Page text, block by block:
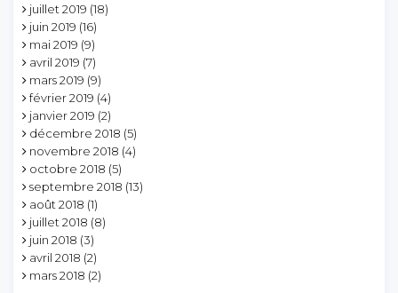
juillet 2019 (18)
juin 2019 (16)
mai 2019 (9)
avril 2019 (7)
mars 2019 (9)
février 2019 (4)
janvier 2019 (2)
décembre 2018 (5)
novembre 2018 (4)
octobre 2018 (5)
septembre 2018 (13)
août 2018 (1)
juillet 2018 (8)
juin 2018 (3)
avril 2018 (2)
mars 2018 (2)